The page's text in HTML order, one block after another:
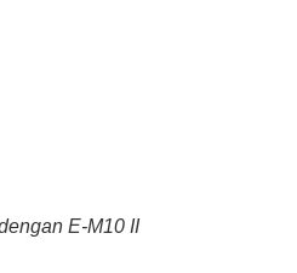
E-M10 II